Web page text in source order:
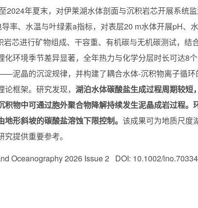
2024年夏末，对伊莱湖水体剖面与沉积岩芯开展系统
率、水温与叶绿素a指标，对表层20 m水体开展pH、
岩芯进行矿物组成、干容重、有机碳与无机碳测试，结
化环境季节差异显著，全年热力与化学分层时长可达8
泥晶的沉淀规律，并构建了耦合水体-沉积物离子循环
框架。研究发现， 湖泊水体碳酸盐生成过程周期较短
积物中可通过胞外聚合物降解持续发生泥晶成岩过程
形斜坡的碳酸盐溶蚀下限控制。 该成果可为地质尺度
提供重要参考。
Oceanography 2026 Issue 2 DOI: 10.1002/lno.70334